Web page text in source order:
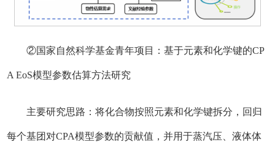
②国家自然科学基金青年项目：基于元素和化学键的CP
A EoS模型参数估算方法研究
主要研究思路：将化合物按照元素和化学键拆分，回归
每个基团对CPA模型参数的贡献值，并用于蒸汽压、液体体